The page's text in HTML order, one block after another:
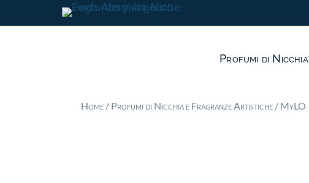
Profumi di Nicchia
Home / Profumi di Nicchia e Fragranze Artistiche / MyLO